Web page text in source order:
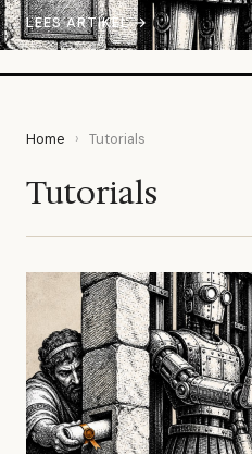
LEES ARTIKEL →
Home › Tutorials
Tutorials